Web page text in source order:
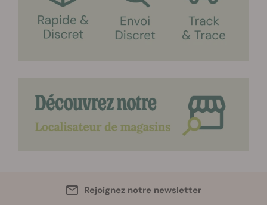
Rejoignez notre newsletter